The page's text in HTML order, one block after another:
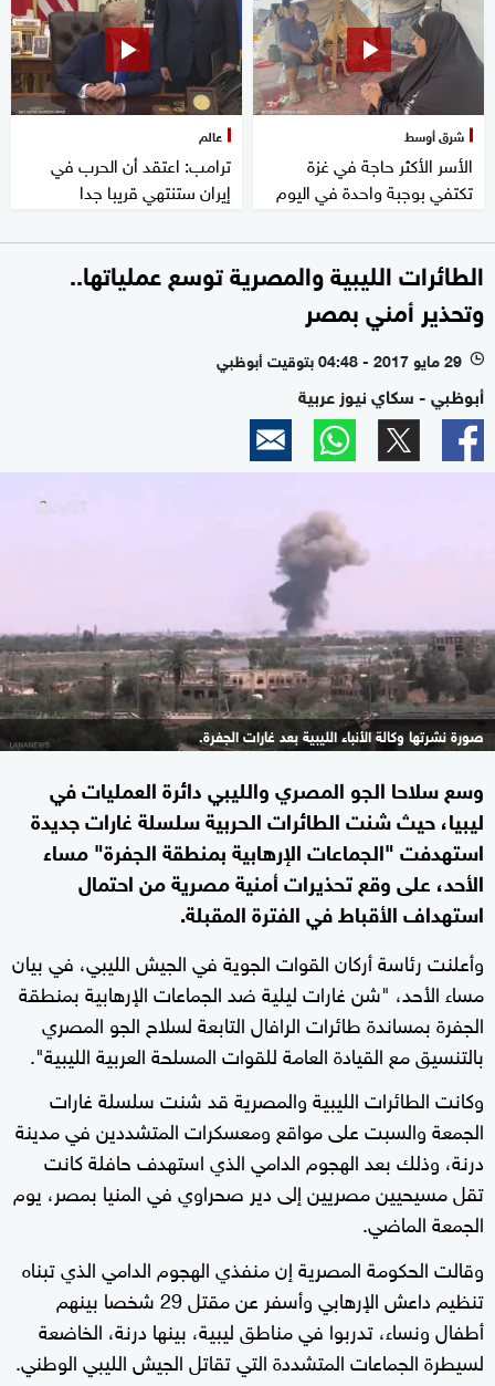
شرق أوسط
الأسر الأكثر حاجة في غزة
تكتفي بوجبة واحدة في اليوم
عالم
ترامب: اعتقد أن الحرب في
إيران ستنتهي قريبا جدا
الطائرات الليبية والمصرية توسع عملياتها..
وتحذير أمني بمصر
l 29 مايو 2017 - 04:48 بتوقيت أبوظبي
أبوظبي - سكاي نيوز عربية
صورة نشرتها وكالة الأنباء الليبية بعد غارات الجفرة.
وسع سلاحا الجو المصري والليبي دائرة العمليات في
ليبيا، حيث شنت الطائرات الحربية سلسلة غارات جديدة
استهدفت "الجماعات الإرهابية بمنطقة الجفرة" مساء
الأحد، على وقع تحذيرات أمنية مصرية من احتمال
استهداف الأقباط في الفترة المقبلة.
وأعلنت رئاسة أركان القوات الجوية في الجيش الليبي، في بيان
مساء الأحد، "شن غارات ليلية ضد الجماعات الإرهابية بمنطقة
الجفرة بمساندة طائرات الرافال التابعة لسلاح الجو المصري
بالتنسيق مع القيادة العامة للقوات المسلحة العربية الليبية".
وكانت الطائرات الليبية والمصرية قد شنت سلسلة غارات
الجمعة والسبت على مواقع ومعسكرات المتشددين في مدينة
درنة، وذلك بعد الهجوم الدامي الذي استهدف حافلة كانت
تقل مسيحيين مصريين إلى دير صحراوي في المنيا بمصر، يوم
الجمعة الماضي.
وقالت الحكومة المصرية إن منفذي الهجوم الدامي الذي تبناه
تنظيم داعش الإرهابي وأسفر عن مقتل 29 شخصا بينهم
أطفال ونساء، تدربوا في مناطق ليبية، بينها درنة، الخاضعة
لسيطرة الجماعات المتشددة التي تقاتل الجيش الليبي الوطني.